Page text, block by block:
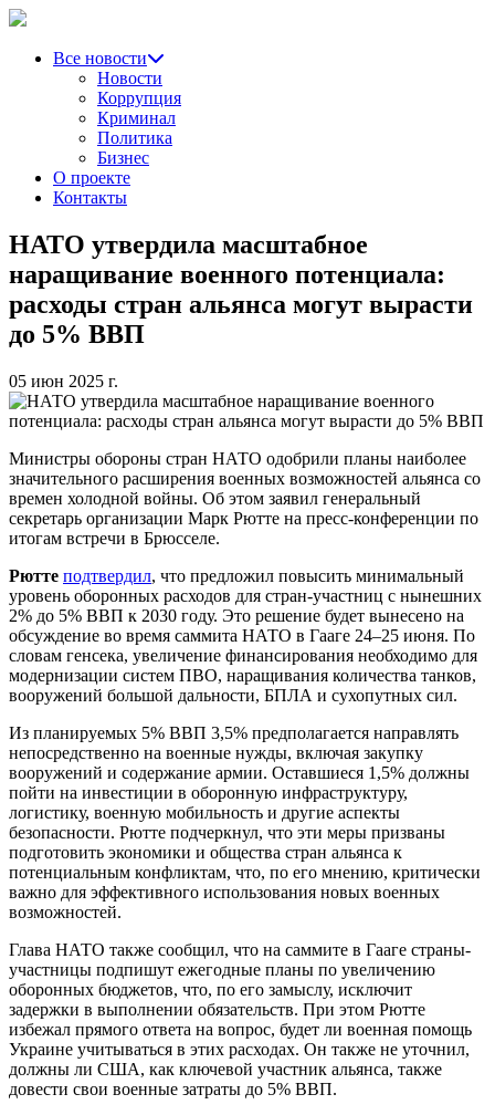
Все новости
Новости
Коррупция
Криминал
Политика
Бизнес
О проекте
Контакты
НАТО утвердила масштабное
наращивание военного потенциала:
расходы стран альянса могут вырасти
до 5% ВВП
05 июн 2025 г.
Министры обороны стран НАТО одобрили планы наиболее
значительного расширения военных возможностей альянса со
времен холодной войны. Об этом заявил генеральный
секретарь организации Марк Рютте на пресс-конференции по
итогам встречи в Брюсселе.
Рютте подтвердил, что предложил повысить минимальный
уровень оборонных расходов для стран-участниц с нынешних
2% до 5% ВВП к 2030 году. Это решение будет вынесено на
обсуждение во время саммита НАТО в Гааге 24–25 июня. По
словам генсека, увеличение финансирования необходимо для
модернизации систем ПВО, наращивания количества танков,
вооружений большой дальности, БПЛА и сухопутных сил.
Из планируемых 5% ВВП 3,5% предполагается направлять
непосредственно на военные нужды, включая закупку
вооружений и содержание армии. Оставшиеся 1,5% должны
пойти на инвестиции в оборонную инфраструктуру,
логистику, военную мобильность и другие аспекты
безопасности. Рютте подчеркнул, что эти меры призваны
подготовить экономики и общества стран альянса к
потенциальным конфликтам, что, по его мнению, критически
важно для эффективного использования новых военных
возможностей.
Глава НАТО также сообщил, что на саммите в Гааге страны-
участницы подпишут ежегодные планы по увеличению
оборонных бюджетов, что, по его замыслу, исключит
задержки в выполнении обязательств. При этом Рютте
избежал прямого ответа на вопрос, будет ли военная помощь
Украине учитываться в этих расходах. Он также не уточнил,
должны ли США, как ключевой участник альянса, также
довести свои военные затраты до 5% ВВП.